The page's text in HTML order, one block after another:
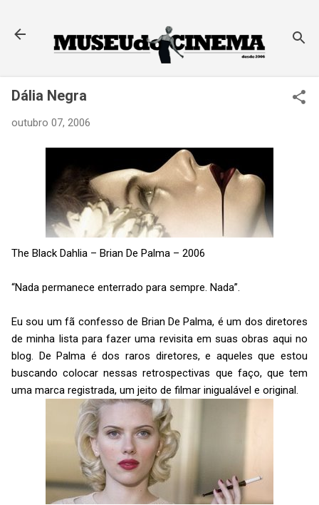
Dália Negra
outubro 07, 2006
The Black Dahlia – Brian De Palma – 2006
“Nada permanece enterrado para sempre. Nada”.
Eu sou um fã confesso de Brian De Palma, é um dos diretores
de minha lista para fazer uma revisita em suas obras aqui no
blog. De Palma é dos raros diretores, e aqueles que estou
buscando colocar nessas retrospectivas que faço, que tem
uma marca registrada, um jeito de filmar inigualável e original.